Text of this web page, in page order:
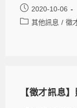
2020-10-06
其他訊息 / 徵
【徵才訊息